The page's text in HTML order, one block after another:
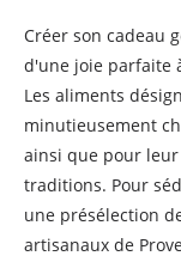
Créer son cadeau
d'une joie parfaite
Les aliments
minutieusement
ainsi que pour
traditions. Pour
une présélection
artisanaux de